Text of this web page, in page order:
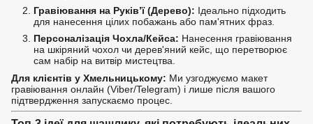
Гравіювання на Руків’ї (Дерево): Ідеально підходить
для нанесення цілих побажань або пам'ятних фраз.
Персоналізація Чохла/Кейса: Нанесення гравіювання
на шкіряний чохол чи дерев'яний кейс, що перетворює
сам набір на витвір мистецтва.
Для клієнтів у Хмельницькому: Ми узгоджуємо макет
гравіювання онлайн (Viber/Telegram) і лише після вашого
підтвердження запускаємо процес.